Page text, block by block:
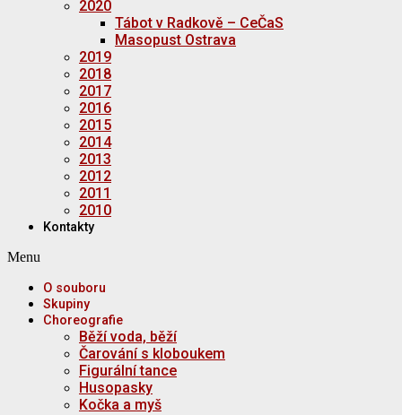
2020
Tábot v Radkově – CeČaS
Masopust Ostrava
2019
2018
2017
2016
2015
2014
2013
2012
2011
2010
Kontakty
Menu
O souboru
Skupiny
Choreografie
Běží voda, běží
Čarování s kloboukem
Figurální tance
Husopasky
Kočka a myš